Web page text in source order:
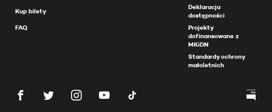
Kup bilety
FAQ
Deklaracja
dostępności
Projekty
dofinansowane z
MKiDN
Standardy ochrony
małoletnich